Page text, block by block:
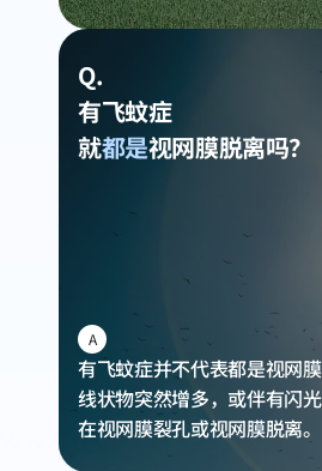
Q.
有飞蚊症
就都是视网膜脱离吗？
A
有飞蚊症并不代表都是视网
线状物突然增多，或伴有闪
在视网膜裂孔或视网膜脱离。